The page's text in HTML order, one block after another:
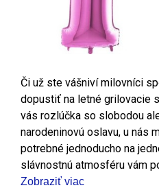
Či už ste vášniví milovníci
dopustiť na letné grilovacie
vás rozlúčka so slobodou
narodeninovú oslavu, u nás
potrebné jednoducho na
slávnostnú atmosféru vám
Zobraziť viac